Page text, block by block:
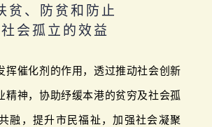
贫、防贫和防止
社会孤立的效益
挥催化剂的作用，透过推动社会创新
精神，协助纾缓本港的贫穷及社会孤
融，提升市民福祉，加强社会凝聚